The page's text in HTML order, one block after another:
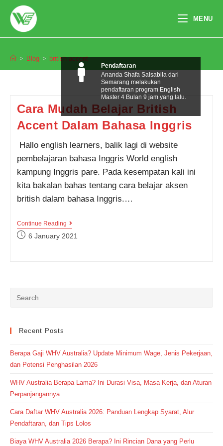
content
MENU
> Blog > british accent
Cara Mudah Belajar British
Accent Dalam Bahasa Inggris
Hallo english learners, balik lagi di website
pembelajaran bahasa Inggris World english
kampung Inggris pare. Pada kesempatan kali ini
kita bakalan bahas tentang cara belajar aksen
british dalam bahasa Inggris.…
Continue ReadingCara
Belajar
Post6 January 2021
Recent Posts
Berapa Gaji WHV Australia? Update Minimum Wage, Jenis Pekerjaan,
dan Potensi Penghasilan 2026
WHV Australia Berapa Lama? Ini Durasi Visa, Masa Kerja, dan Aturan
Perpanjangannya
Cara Daftar WHV Australia 2026: Panduan Lengkap Syarat, Alur
Pendaftaran, dan Tips Lolos
Biaya WHV Australia 2026 Berapa? Ini Rincian Dana yang Perlu
Pendaftaran
Ananda Shafa Salsabila dari
Semarang melakukan
pendaftaran program English
Master 4 Bulan 9 jam yang lalu.